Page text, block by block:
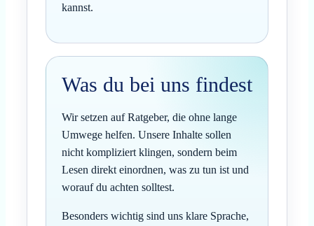
kannst.
Was du bei uns findest
Wir setzen auf Ratgeber, die ohne lange
Umwege helfen. Unsere Inhalte sollen
nicht kompliziert klingen, sondern beim
Lesen direkt einordnen, was zu tun ist und
worauf du achten solltest.
Besonders wichtig sind uns klare Sprache,